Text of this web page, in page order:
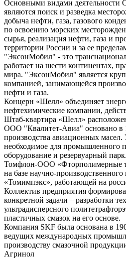
Основными видами
являются поиск и разведка
добыча нефти, газа, газового
по освоению морских
сырья, реализация нефти, газа и
территории России и за ее
"ЭксонМобил" - это
работает на шести континентах,
мира. "ЭксонМобил" является
компанией, занимающейся
нефти и газа.
Концерн «Шелл» объединяет
нефтехимические компании,
Штаб-квартира «Шелл»
ООО "Квалитет-Авиа" основано в
производства авиационных масел.
необходимое для промышленного
оборудование и резервуарный парк.
Томфлон-ООО «Фторполимерные
на базе научно-
«Томимпэкс», работающей на
Коллектив предприятия
конкретной задачи – разработки
ультрадисперсного
пластичных смазок на его основе.
Компания SKF была основана в
ведущих международных
производству смазочной
Агринол